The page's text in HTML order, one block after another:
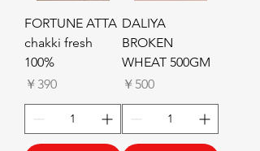
FORTUNE ATTA
chakki fresh
100%
価格
￥390
DALIYA
BROKEN
WHEAT 500GM
価格
￥500